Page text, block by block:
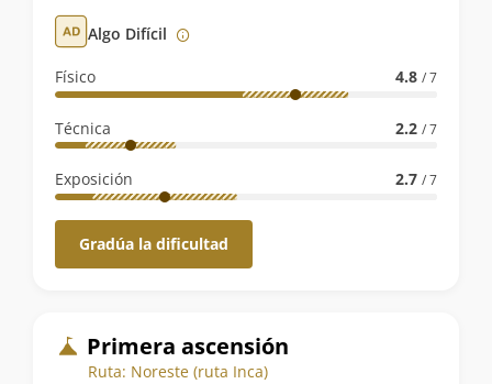
Algo Difícil
Físico 4.8 / 7
Técnica 2.2 / 7
Exposición 2.7 / 7
Gradúa la dificultad
Primera ascensión
Ruta: Noreste (ruta Inca)